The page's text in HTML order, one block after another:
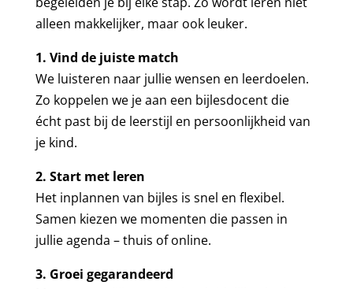
alleen makkelijker, maar ook leuker.
1. Vind de juiste match
We luisteren naar jullie wensen en leerdoelen.
Zo koppelen we je aan een bijlesdocent die
écht past bij de leerstijl en persoonlijkheid van
je kind.
2. Start met leren
Het inplannen van bijles is snel en flexibel.
Samen kiezen we momenten die passen in
jullie agenda – thuis of online.
3. Groei gegarandeerd